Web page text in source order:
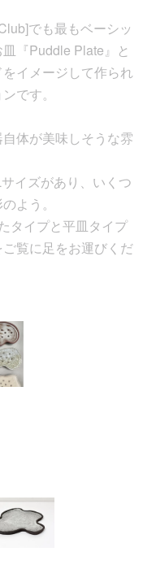
でも最もベーシッ
『Puddle Plate』と
イメージして作られ
です。
体が美味しそうな雰
イズがあり、いくつ
よう。
タイプと平皿タイプ
覧に足をお運びくだ